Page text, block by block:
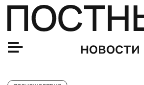
новости
Появились кадры обрушения